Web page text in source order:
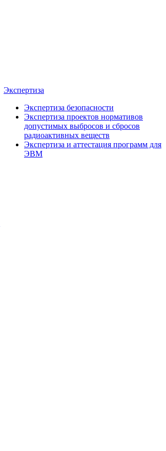
Экспертиза
Экспертиза безопасности
Экспертиза проектов нормативов
допустимых выбросов и сбросов
радиоактивных веществ
Экспертиза и аттестация программ для
ЭВМ